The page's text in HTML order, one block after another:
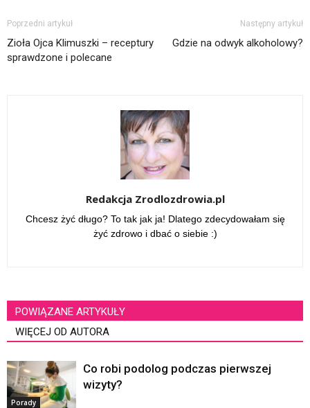
Poprzedni artykuł
Zioła Ojca Klimuszki – receptury
sprawdzone i polecane
Następny artykuł
Gdzie na odwyk alkoholowy?
Redakcja Zrodlozdrowia.pl
Chcesz żyć długo? To tak jak ja! Dlatego zdecydowałam się
żyć zdrowo i dbać o siebie :)
POWIĄZANE ARTYKUŁY
WIĘCEJ OD AUTORA
Porady
Co robi podolog podczas pierwszej
wizyty?